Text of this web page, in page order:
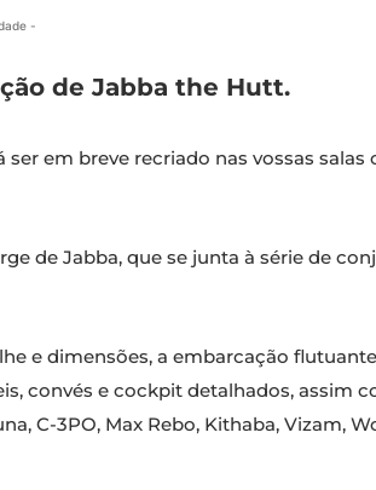
-
de Jabba the Hutt.
ser em breve recriado nas vossas
de Jabba, que se junta à série de
e dimensões, a embarcação
convés e cockpit detalhados, assim
C-3PO, Max Rebo, Kithaba, Vizam,